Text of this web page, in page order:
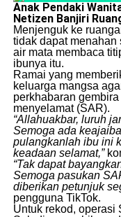
Anak Pendaki
Netizen Banjiri
​Menjenguk ke
tidak dapat menahan
air mata membaca
ibunya itu.
​Ramai yang
keluarga mangsa
perkhabaran
menyelamat (SAR).
“Allahuakbar, luruh
Semoga ada
pulangkanlah ibu ini
keadaan selamat,”
“Tak dapat
Semoga pasukan
diberikan petunjuk
pengguna TikTok.
​Untuk rekod, operasi